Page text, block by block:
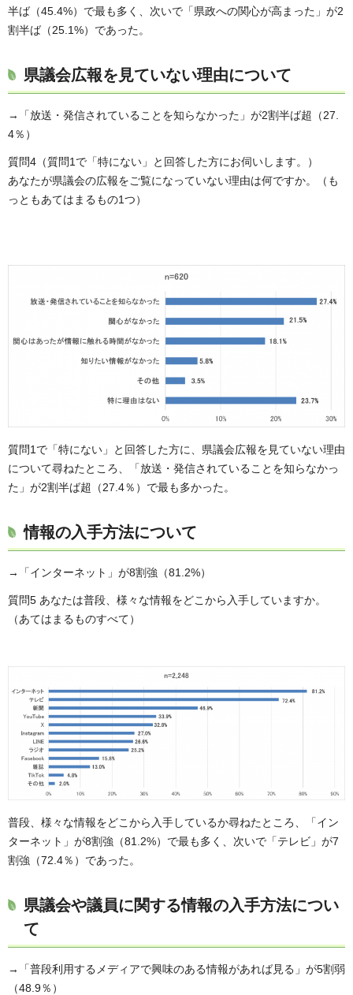
半ば（45.4%）で最も多く、次いで「県政への関心が高まった」が2
割半ば（25.1%）であった。
県議会広報を見ていない理由について
→「放送・発信されていることを知らなかった」が2割半ば超（27.
4％）
質問4（質問1で「特にない」と回答した方にお伺いします。）
あなたが県議会の広報をご覧になっていない理由は何ですか。（も
っともあてはまるもの1つ）
質問1で「特にない」と回答した方に、県議会広報を見ていない理由
について尋ねたところ、「放送・発信されていることを知らなかっ
た」が2割半ば超（27.4％）で最も多かった。
情報の入手方法について
→「インターネット」が8割強（81.2%）
質問5 あなたは普段、様々な情報をどこから入手していますか。
（あてはまるものすべて）
普段、様々な情報をどこから入手しているか尋ねたところ、「イン
ターネット」が8割強（81.2%）で最も多く、次いで「テレビ」が7
割強（72.4％）であった。
県議会や議員に関する情報の入手方法につい
て
→「普段利用するメディアで興味のある情報があれば見る」が5割弱
（48.9％）